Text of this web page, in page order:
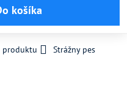
Do košíka
produktu
Strážny pes